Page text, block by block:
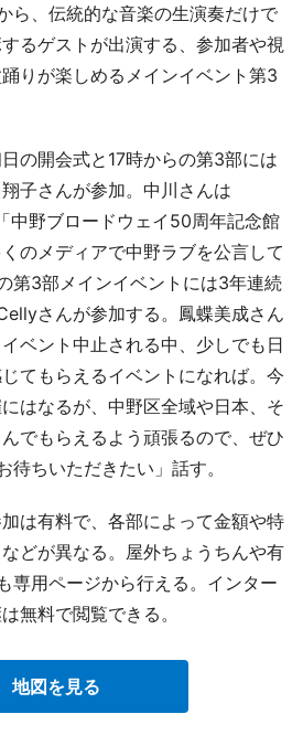
ら、伝統的な音楽の生演奏だけで
るゲストが出演する、参加者や視
りが楽しめるメインイベント第3
の開会式と17時からの第3部には
子さんが参加。中川さんは
中野ブロードウェイ50周年記念館
のメディアで中野ラブを公言して
第3部メインイベントには3年連続
さんが参加する。鳳蝶美成さん
ベント中止される中、少しでも日
てもらえるイベントになれば。今
はなるが、中野区全域や日本、そ
でもらえるよう頑張るので、ぜひ
待ちいただきたい」話す。
は有料で、各部によって金額や特
どが異なる。屋外ちょうちんや有
専用ページから行える。インター
無料で閲覧できる。
地図を見る